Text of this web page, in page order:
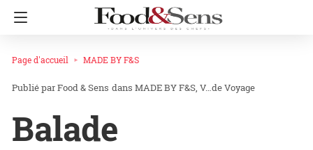
Page d'accueil MADE BY F&S
Food & Sens dans MADE BY F&S V…de Voyage
Balade